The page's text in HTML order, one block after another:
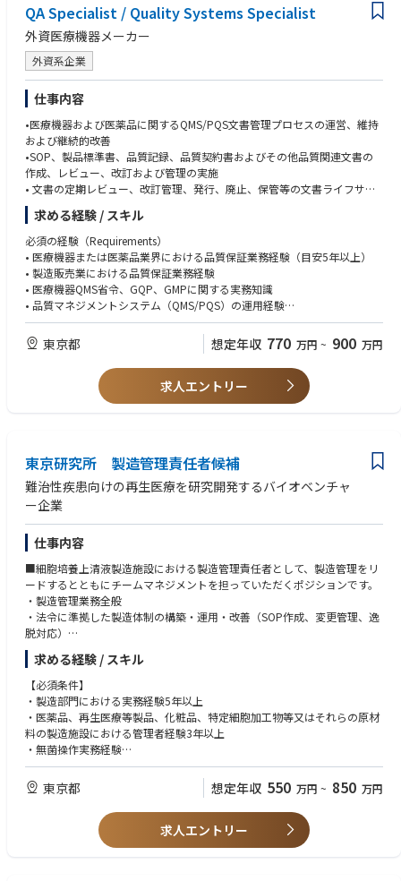
３人程度の少人数チームで業務を進める体制のため、業務の幅も広く様々
な経験を積むことができます。
また、将来的には主担当や規制戦略を担う立場へとステップアップが可能
です。
医療事業を長期的に強化していくキヤノンにおいて、専門性を高めながら
事業の中核を支えるやりがいと、長期的なキャリア形成を両立できる仕事
です。
・品質保証業務
・海外規制対応
・CAPA/監査対応
QA Specialist / Quality Systems Specialist
外資医療機器メーカー
外資系企業
仕事内容
•医療機器および医薬品に関するQMS/PQS文書管理プロセスの運営、維持
および継続的改善
•SOP、製品標準書、品質記録、品質契約書およびその他品質関連文書の
作成、レビュー、改訂および管理の実施
• 文書の定期レビュー、改訂管理、発行、廃止、保管等の文書ライフサイ
クル管理
•DMSまたは関連する電子文書管理システムの適切な運用の維持
• グローバル品質文書との整合性確認および日本向けローカライズ対応
•品質教育訓練プログラムの運営、教育計画の作成、実施状況の確認およ
び関連記録の管理
• SOP改訂時、新規規制導入時および品質システム変更時の教育訓練を企
画・実施する
う
• 教育訓練記録の完全性、正確性および規制適合性を確認する
• 教育訓練の実施状況および有効性を確認し、必要に応じて改善活動を提
• 品質システムの有効性評価、Quality KPIの作成・分析および継続的改善
•CAPA、変更管理、逸脱管理および品質リスクマネジメントに関連する文
書・教育マネジメントレビューに必要な文書管理、記録管理、また報告資
料の作成
•QA、RA、SCM、Logistics Center、マーケティング、カスタマーサービス
等の関連部門と連携し、品質システムの円滑な運用に貢献する
•グローバルQAチームおよび海外製造所との連携を通じ、品質文書および
教育訓練に関する情報共有と改善活動を支援する
求める経験 / スキル
必須の経験（Requirements）
• 医療機器または医薬品業界における品質保証業務経験（目安5年以上）
• 製造販売業における品質保証業務経験
• 医療機器QMS省令、GQP、GMPに関する実務知識
• 品質マネジメントシステム（QMS/PQS）の運用経験
• 文書管理、記録管理または品質関連文書の作成・改訂管理経験
• 教育訓練プログラムの運営、教育記録管理または教育計画作成の経験
• 変更管理、逸脱管理、CAPAまたは品質リスクマネジメントに関する基本
• 内部監査、自己点検または規制当局査察対応の経験
• 日本語による正確な文書作成および関係部門とのコミュニケーション能
• Microsoft Officeおよび品質システム関連ツールを用いた業務遂行能力
あればよい経験（Preferred Requirements）
•薬剤師免許
• 医療機器および医薬品の両方の品質保証業務経験
• 品質保証責任者（品責）補佐または品質システム管理業務の経験
• QMS等のマネジメントシステム導入、改善または運用経験
• QMS適合性調査または規制当局査察対応を支援した経験
• グローバル品質システムの運用またはローカライズ対応経験
• 海外製造所、海外サプライヤーまたはグローバルQAチームとの協業経験
• ISO 13485、ISO 14971に関する知識および運用経験
• 品質改善活動、教育体系整備または文書管理改善プロジェクトへの参画
経験
東京都 想定年収 770 万円 ~ 900 万円
求人エントリー
東京研究所 製造管理責任者候補
難治性疾患向けの再生医療を研究開発するバイオベンチャ
ー企業
仕事内容
■細胞培養上清液製造施設における製造管理責任者として、製造管理をリ
ードするとともにチームマネジメントを担っていただくポジションです。
・製造管理業務全般
・法令に準拠した製造体制の構築・運用・改善（SOP作成、変更管理、逸
脱対応）
・製造スタッフの採用、教育、ピープルマネジメント
・査察/監査対応のリード
・生産性改善のリード
■お持ちの知識とご経験を総動員し、細胞培養上清液という新しいモダリ
ティ
において、理想の製造現場を作り上げ、オペレートすることができます。
求める経験 / スキル
【必須条件】
・製造部門における実務経験5年以上
・医薬品、再生医療等製品、化粧品、特定細胞加工物等又はそれらの原材
料の製造施設における管理者経験3年以上
・無菌操作実務経験
・バイオプロセスに関する知識
【歓迎】
・バイオロジクスの製造管理、品質管理、品質保証業務経験
・GMP又はGCTP組織における管理者経験
・新規製造ラインまたは新工場の立ち上げ経験
東京都 想定年収 550 万円 ~ 850 万円
求人エントリー